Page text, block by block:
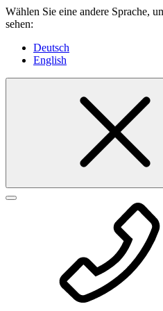
Wählen Sie eine andere Sprache,
sehen:
Deutsch
English